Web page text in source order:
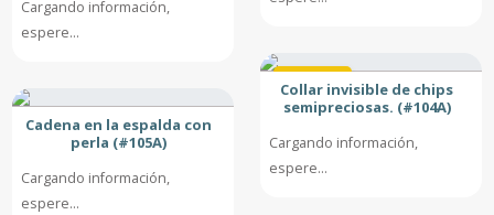
Cargando información,
espere...
Cadena en la espalda con
perla (#105A)
Cargando información,
espere...
Collar invisible de chips
semipreciosas. (#104A)
Cargando información,
espere...